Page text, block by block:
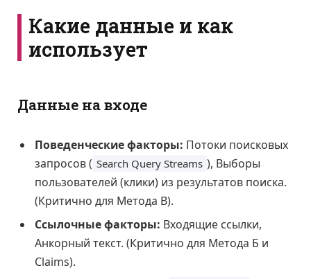
Какие данные и как
использует
Данные на входе
Поведенческие факторы: Потоки поисковых
запросов ( Search Query Streams ), Выборы
пользователей (клики) из результатов поиска.
(Критично для Метода В).
Ссылочные факторы: Входящие ссылки,
Анкорный текст. (Критично для Метода Б и
Claims).